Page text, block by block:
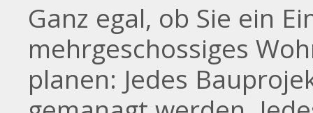
Ganz egal, ob Sie ein
mehrgeschossiges
planen: Jedes